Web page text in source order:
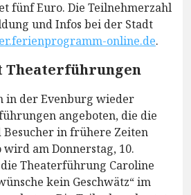
fünf Euro. Die Teilnehmerzahl
und Infos bei der Stadt
online.de.
in der Evenburg wieder
angeboten, die die
Besucher in frühere Zeiten
wird am Donnerstag, 10.
Theaterführung Caroline
kein Geschwätz“ im